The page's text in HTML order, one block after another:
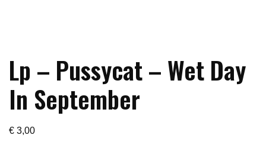
Lp – Pussycat – Wet Day
In September
€ 3,00